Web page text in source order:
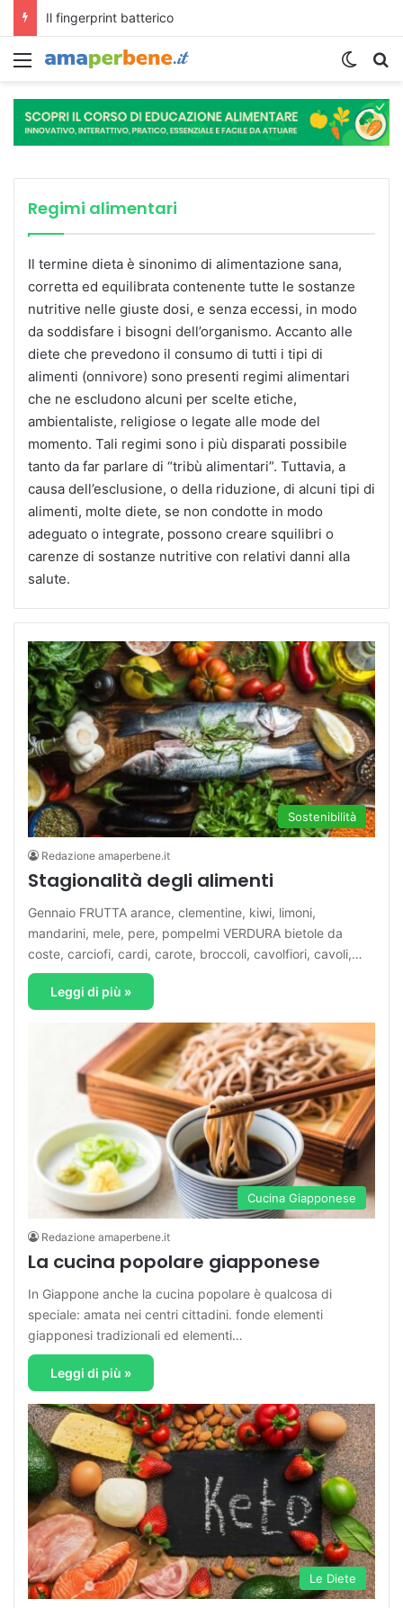
Menu
Regimi alimentari
Il termine dieta è sinonimo di alimentazione sana,
corretta ed equilibrata contenente tutte le sostanze
nutritive nelle giuste dosi, e senza eccessi, in modo
da soddisfare i bisogni dell’organismo. Accanto alle
diete che prevedono il consumo di tutti i tipi di
alimenti (onnivore) sono presenti regimi alimentari
che ne escludono alcuni per scelte etiche,
ambientaliste, religiose o legate alle mode del
momento. Tali regimi sono i più disparati possibile
tanto da far parlare di “tribù alimentari”. Tuttavia, a
causa dell’esclusione, o della riduzione, di alcuni tipi di
alimenti, molte diete, se non condotte in modo
adeguato o integrate, possono creare squilibri o
carenze di sostanze nutritive con relativi danni alla
salute.
Sostenibilità
Redazione amaperbene.it
Stagionalità degli alimenti
Gennaio FRUTTA arance, clementine, kiwi, limoni,
mandarini, mele, pere, pompelmi VERDURA bietole da
coste, carciofi, cardi, carote, broccoli, cavolfiori, cavoli,…
Leggi di più »
Cucina Giapponese
Redazione amaperbene.it
La cucina popolare giapponese
In Giappone anche la cucina popolare è qualcosa di
speciale: amata nei centri cittadini. fonde elementi
giapponesi tradizionali ed elementi…
Leggi di più »
Le Diete